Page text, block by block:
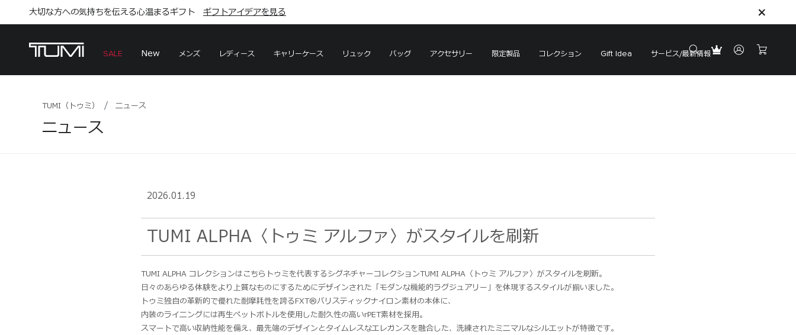
ギフトアイデアを見る
こちら
大切な方への気持ちを伝える心温まるギフト ギフトアイデアを見る
こちら
SALE New メンズ レディース キャリーケース リュック バッグ アクセサリー 限定製品 コレクション Gift Idea サービス/最新情報
TUMI（トゥミ） ニュース
ニュース
2026.01.19
TUMI ALPHA〈トゥミ アルファ〉がスタイルを刷新
TUMI ALPHA コレクションはこちらトゥミを代表するシグネチャーコレクションTUMI ALPHA〈トゥミ アルファ〉がスタイルを刷新。
日々のあらゆる体験をより上質なものにするためにデザインされた「モダンな機能的ラグジュアリー」を体現するスタイルが揃いました。
トゥミ独自の革新的で優れた耐摩耗性を誇るFXT®バリスティックナイロン素材の本体に、
内装のライニングには再生ペットボトルを使用した耐久性の高いrPET素材を採用。
スマートで高い収納性能を備え、最先端のデザインとタイムレスなエレガンスを融合した、洗練されたミニマルなシルエットが特徴です。